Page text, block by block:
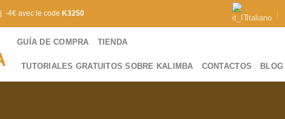
| -4€ avec le code K3250 Italiano
GUÍA DE COMPRA TIENDA
TUTORIALES GRATUITOS SOBRE KALIMBA CONTACTOS BLOG